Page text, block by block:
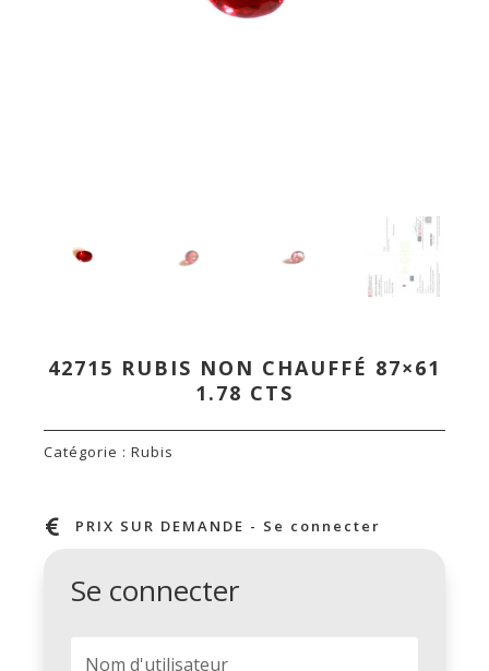
42715 RUBIS NON CHAUFFÉ 87×61
1.78 CTS
Catégorie : Rubis
 PRIX SUR DEMANDE - Se connecter
Se connecter